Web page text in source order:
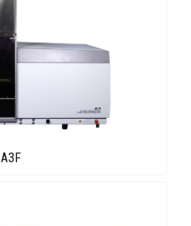
A3F